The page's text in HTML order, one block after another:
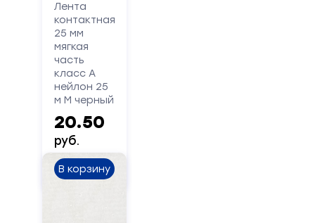
Лента
контактная
25 мм
мягкая
часть
класс А
нейлон 25
м М черный
20.50
руб.
В корзину